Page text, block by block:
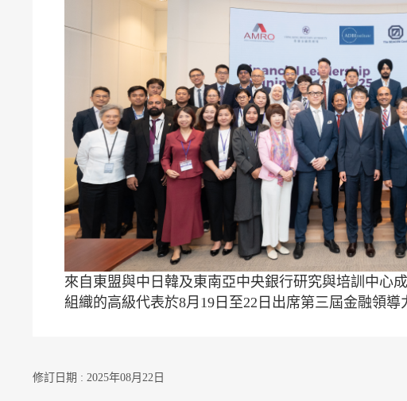
來自東盟與中日韓及東南亞中央銀行研究與培訓中心
組織的高級代表於8月19日至22日出席第三屆金融領導
修訂日期 : 2025年08月22日